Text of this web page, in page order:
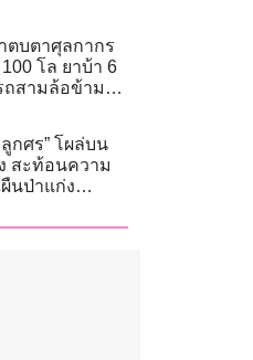
บตาศุลกากร
โล ยาบ้า 6
ถสามล้อข้าม
กศร” โผล่บน
สะท้อนความ
นป่าแก่ง